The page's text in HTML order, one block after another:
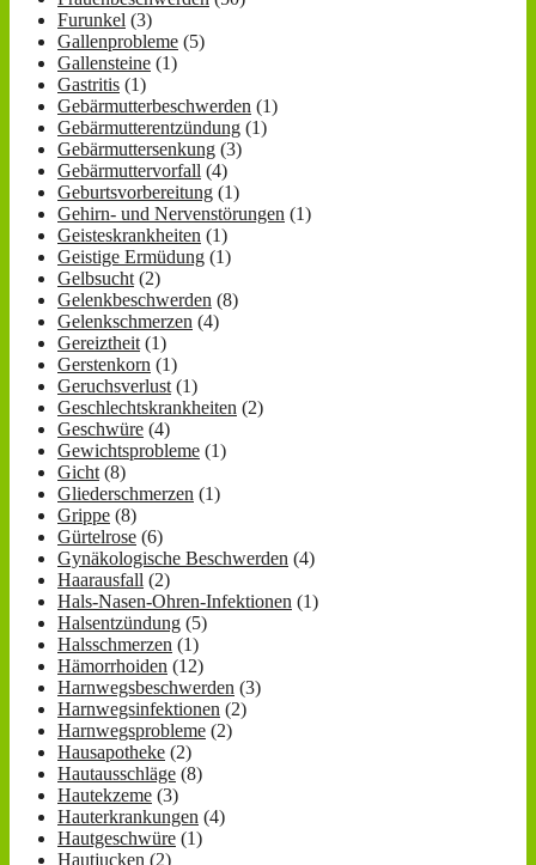
Furunkel (3)
Gallenprobleme (5)
Gallensteine (1)
Gastritis (1)
Gebärmutterbeschwerden (1)
Gebärmutterentzündung (1)
Gebärmuttersenkung (3)
Gebärmuttervorfall (4)
Geburtsvorbereitung (1)
Gehirn- und Nervenstörungen (1)
Geisteskrankheiten (1)
Geistige Ermüdung (1)
Gelbsucht(2)
Gelenkbeschwerden (8)
Gelenkschmerzen (4)
Gereiztheit(1)
Gerstenkorn (1)
Geruchsverlust(1)
Geschlechtskrankheiten (2)
Geschwüre (4)
Gewichtsprobleme (1)
Gicht(8)
Gliederschmerzen (1)
Grippe (8)
Gürtelrose (6)
Gynäkologische Beschwerden (4)
Haarausfall (2)
Hals-Nasen-Ohren-Infektionen (1)
Halsentzündung (5)
Halsschmerzen (1)
Hämorrhoiden (12)
Harnwegsbeschwerden (3)
Harnwegsinfektionen (2)
Harnwegsprobleme (2)
Hausapotheke (2)
Hautausschläge (8)
Hautekzeme (3)
Hauterkrankungen (4)
Hautgeschwüre (1)
Hautjucken (2)